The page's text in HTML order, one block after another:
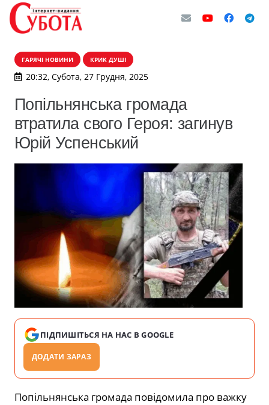
ГАРЯЧІ НОВИНИ КРИК ДУШІ
20:32, Субота, 27 Грудня, 2025
Попільнянська громада
втратила свого Героя: загинув
Юрій Успенський
ПІДПИШІТЬСЯ НА НАС В GOOGLE
ДОДАТИ ЗАРАЗ
Попільнянська громада повідомила про важку